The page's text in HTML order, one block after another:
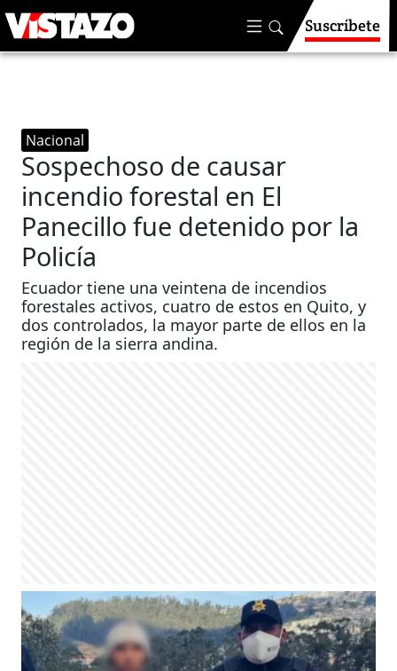
Suscríbete
Nacional
Sospechoso de causar
incendio forestal en El
Panecillo fue detenido por la
Policía
Ecuador tiene una veintena de incendios
forestales activos, cuatro de estos en Quito, y
dos controlados, la mayor parte de ellos en la
región de la sierra andina.